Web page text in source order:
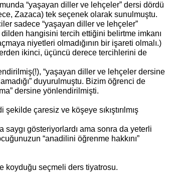
“yaşayan diller ve lehçeler” dersi dördü
Zazaca) tek seçenek olarak sunulmuştu.
sadece “yaşayan diller ve lehçeler”
hangisini tercih ettiğini belirtme imkanı
niyetleri olmadığının bir işareti olmalı.)
ikinci, üçüncü derece tercihlerini de
“yaşayan diller ve lehçeler dersine
duyurulmuştu. Bizim öğrenci de
dersine yönlendirilmişti.
çaresiz ve köşeye sıkıştırılmış
saygı gösteriyorlardı ama sonra da yeterli
“anadilini öğrenme hakkını”
koyduğu seçmeli ders tiyatrosu.